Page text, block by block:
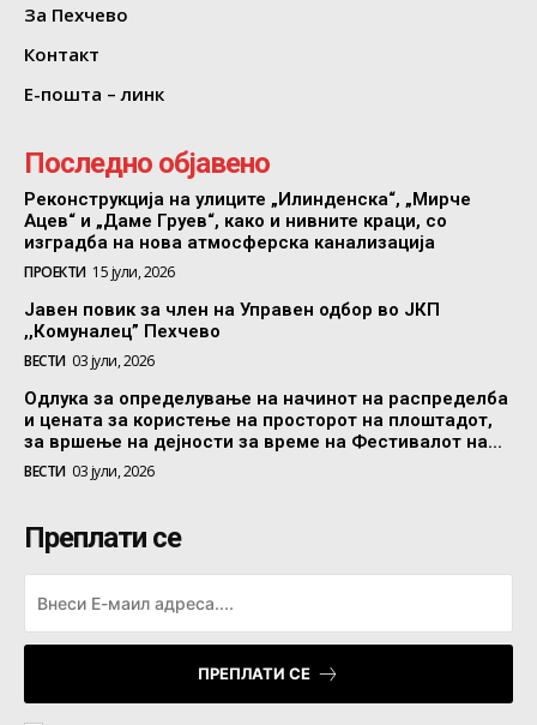
За Пехчево
Контакт
Е-пошта – линк
Последно објавено
Реконструкција на улиците „Илинденска“, „Мирче
Ацев“ и „Даме Груев“, како и нивните краци, со
изградба на нова атмосферска канализација
ПРОЕКТИ 15 јули, 2026
Јавен повик за член на Управен одбор во ЈКП
,,Комуналец” Пехчево
ВЕСТИ 03 јули, 2026
Одлука за определување на начинот на распределба
и цената за користење на просторот на плоштадот,
за вршење на дејности за време на Фестивалот на...
ВЕСТИ 03 јули, 2026
Преплати се
ПРЕПЛАТИ СЕ